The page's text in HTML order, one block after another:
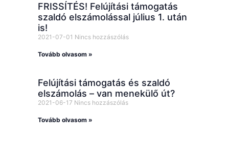
FRISSÍTÉS! Felújítási támogatás
szaldó elszámolással július 1. után
is!
2021-07-01 Nincs hozzászólás
Tovább olvasom »
Felújítási támogatás és szaldó
elszámolás – van menekülő út?
2021-06-17 Nincs hozzászólás
Tovább olvasom »